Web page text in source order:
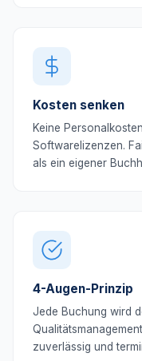
Kosten senken
Keine
Softwarelizenzen.
als ein eigener
4-Augen-Prinzip
Jede Buchung wird
zuverlässig und